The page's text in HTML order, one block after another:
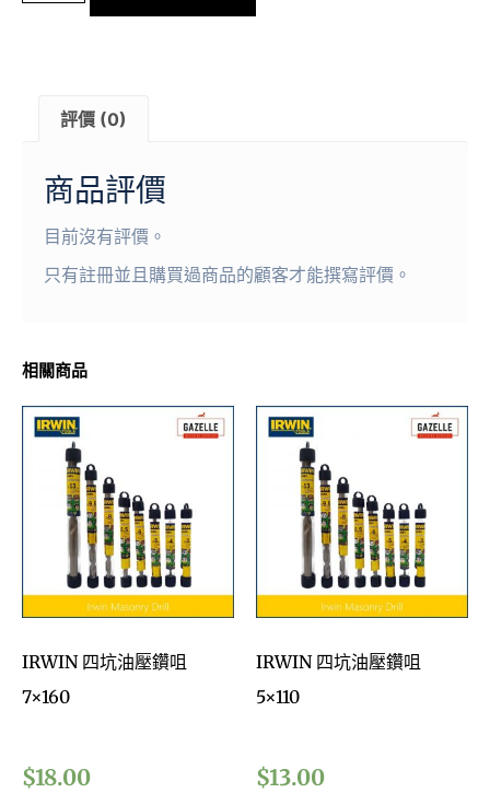
評價 (0)
商品評價
目前沒有評價。
只有註冊並且購買過商品的顧客才能撰寫評價。
相關商品
IRWIN 四坑油壓鑽咀
7×160
$18.00
IRWIN 四坑油壓鑽咀
5×110
$13.00